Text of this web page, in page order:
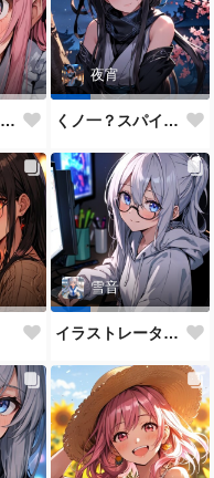
恥ずかしです…ご主人様♥
夜宵
くノ一？スパイ？どっちがいいかな？
雪音
イラストレーター雪音ちゃん🎵